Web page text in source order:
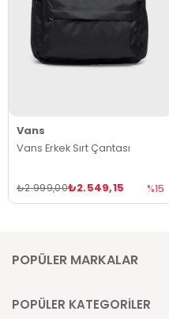
Vans
Vans Erkek Sırt Çantası
₺2.549,15
₺2.999,00 %15
POPÜLER MARKALAR
POPÜLER KATEGORİLER